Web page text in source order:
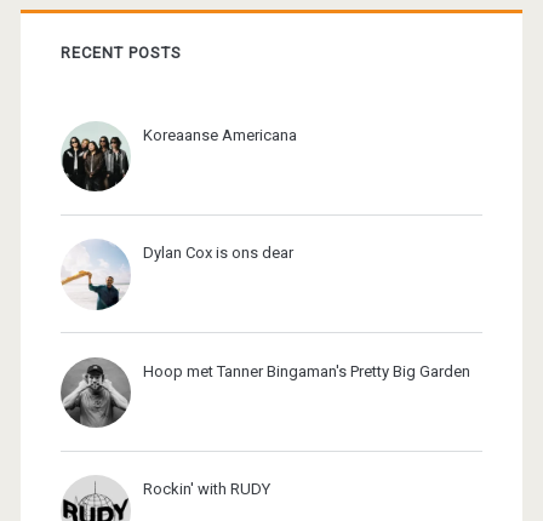
RECENT POSTS
Koreaanse Americana
Dylan Cox is ons dear
Hoop met Tanner Bingaman's Pretty Big Garden
Rockin' with RUDY